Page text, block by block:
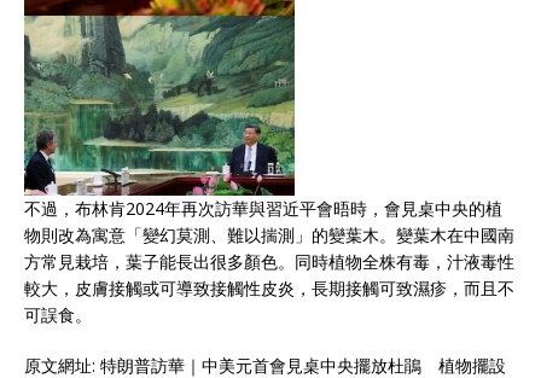
不過，布林肯2024年再次訪華與習近平會晤時，會見桌中央的植
物則改為寓意「變幻莫測、難以揣測」的變葉木。變葉木在中國南
方常見栽培，葉子能長出很多顏色。同時植物全株有毒，汁液毒性
較大，皮膚接觸或可導致接觸性皮炎，長期接觸可致濕疹，而且不
可誤食。
原文網址: 特朗普訪華｜中美元首會見桌中央擺放杜鵑 植物擺設